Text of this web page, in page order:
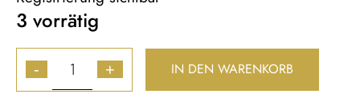
3 vorrätig
- + IN DEN WARENKORB